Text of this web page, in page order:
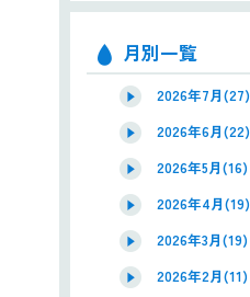
月別一覧
2026年7月(27)
2026年6月(22)
2026年5月(16)
2026年4月(19)
2026年3月(19)
2026年2月(11)